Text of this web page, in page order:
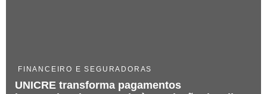
FINANCEIRO E SEGURADORAS
UNICRE transforma pagamentos